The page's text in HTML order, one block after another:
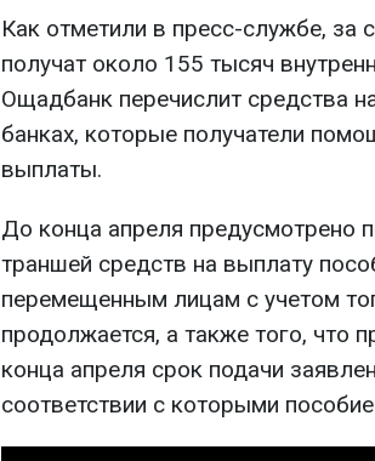
Как отметили в пресс-службе, за
получат около 155 тысяч
Ощадбанк перечислит средства
банках, которые получатели
выплаты.
До конца апреля предусмотрено
траншей средств на выплату
перемещенным лицам с учетом
продолжается, а также того, что
конца апреля срок подачи
соответствии с которыми